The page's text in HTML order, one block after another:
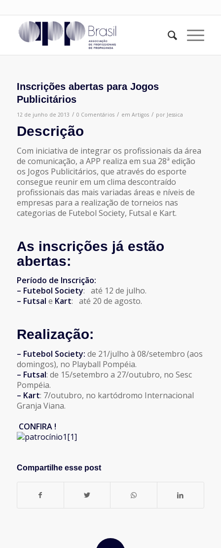
Inscrições abertas para Jogos
Publicitários
12 de junho de 2013 / 0 Comentários / em Artigos / por Jessica
Descrição
Com iniciativa de integrar os profissionais da área
de comunicação, a APP realiza em sua 28ª edição
os Jogos Publicitários, que através do esporte
consegue reunir em um clima descontraído
profissionais das mais variadas áreas e níveis de
empresas para a realização de torneios nas
categorias de Futebol Society, Futsal e Kart.
As inscrições já estão
abertas:
Período de Inscrição:
– Futebol Society: até 12 de julho.
– Futsal e Kart: até 20 de agosto.
Realização:
– Futebol Society: de 21/julho à 08/setembro (aos
domingos), no Playball Pompéia.
– Futsal: de 15/setembro a 27/outubro, no Sesc
Pompéia.
– Kart: 7/outubro, no kartódromo Internacional
Granja Viana.
CONFIRA !
Compartilhe esse post